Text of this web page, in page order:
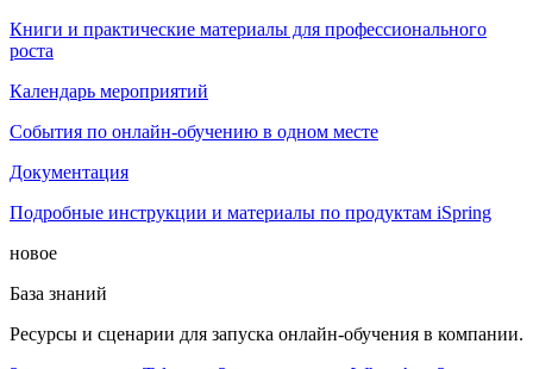
Книги и практические материалы для профессионального
роста
Календарь мероприятий
События по онлайн-обучению в одном месте
Документация
Подробные инструкции и материалы по продуктам iSpring
новое
База знаний
Ресурсы и сценарии для запуска онлайн-обучения в компании.